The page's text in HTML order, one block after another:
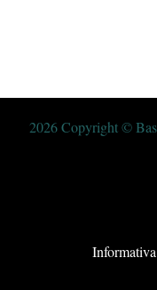
2026 Copyright ©